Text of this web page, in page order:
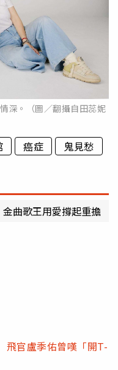
深。（圖／翻攝自田蕊妮
癌症 鬼見愁
曲歌王用愛撐起重擔
官盧季佑曾嘆「開T-